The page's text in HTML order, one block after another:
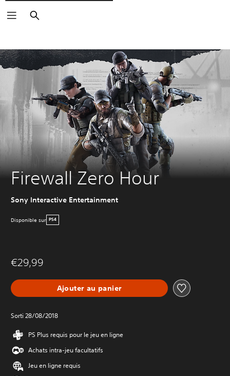
Rechercher
Firewall Zero Hour
Sony Interactive Entertainment
Disponible sur PS4
€29,99
Ajouter au panier
Sorti 28/08/2018
PS Plus requis pour le jeu en ligne
Achats intra-jeu facultatifs
Jeu en ligne requis